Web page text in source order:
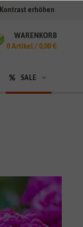
Kontrast erhöhen
WARENKORB
0Artikel /0,00 €
SALE